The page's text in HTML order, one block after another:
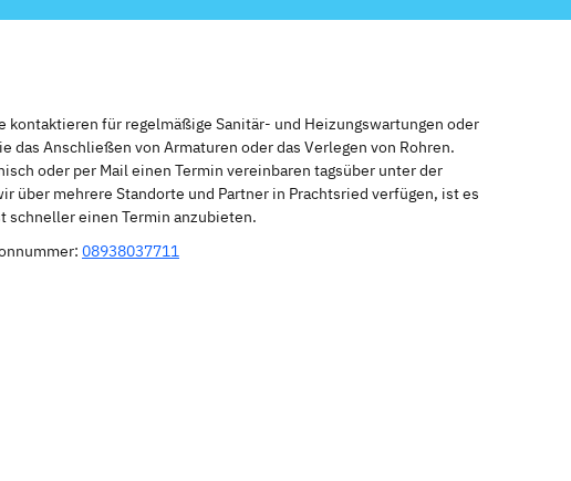
kontaktieren für regelmäßige Sanitär- und Heizungswartungen oder
das Anschließen von Armaturen oder das Verlegen von Rohren.
oder per Mail einen Termin vereinbaren tagsüber unter der
über mehrere Standorte und Partner in Prachtsried verfügen, ist es
schneller einen Termin anzubieten.
08938037711